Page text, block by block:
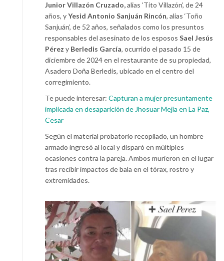
Junior Villazón Cruzado,alias ‘Tito Villazón’, de 24
años, yYesid Antonio Sanjuán Rincón, alias ‘Toño
Sanjuán’, de 52 años, señalados como los presuntos
responsables del asesinato de los esposos Sael Jesús
Pérez y Berledis García, ocurrido el pasado 15 de
diciembre de 2024 en el restaurante de su propiedad,
Asadero Doña Berledis, ubicado en el centro del
corregimiento.
Te puede interesar: Capturan a mujer presuntamente
implicada en desaparición de Jhosuar Mejía en La Paz,
Cesar
Según el material probatorio recopilado, un hombre
armado ingresó al local y disparó en múltiples
ocasiones contra la pareja. Ambos murieron en el lugar
tras recibir impactos de bala en el tórax, rostro y
extremidades.